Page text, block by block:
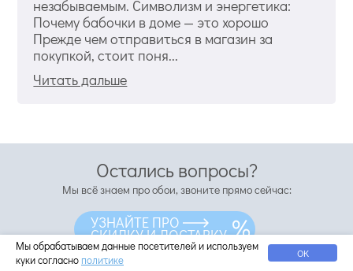
незабываемым. Символизм и энергетика:
Почему бабочки в доме — это хорошо
Прежде чем отправиться в магазин за
покупкой, стоит поня...
Читать дальше
Остались вопросы?
Мы всё знаем про обои, звоните прямо сейчас:
8-800-555-64-34
8(495)-737-64-34
С удовольствием ответим на ваши вопросы
Мы обрабатываем данные посетителей и используем
куки согласно политике ОК
УЗНАЙТЕ ПРО
СКИДКУ И ДОСТАВКУ